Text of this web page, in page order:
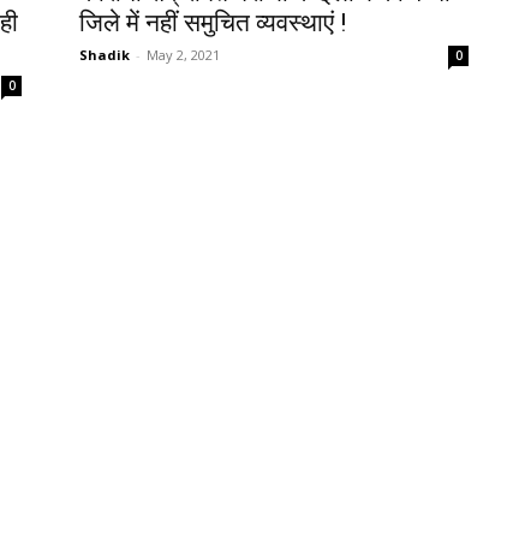
0
जिले में नहीं समुचित व्यवस्थाएं !
Shadik - May 2, 2021 0